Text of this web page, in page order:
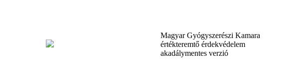
Magyar Gyógyszerészi Kamara
értékteremtő érdekvédelem
akadálymentes verzió